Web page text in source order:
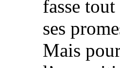
fasse
ses
Mais